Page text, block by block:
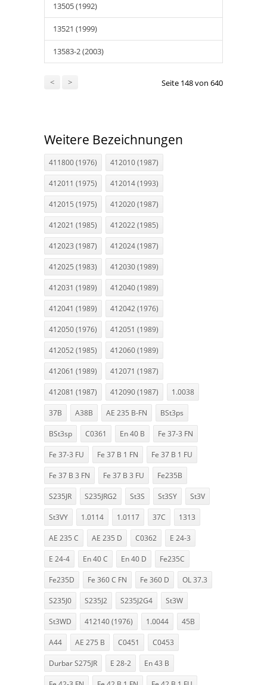
13505 (1992)
13521 (1999)
13583-2 (2003)
< > Seite 148 von 640
Weitere Bezeichnungen
411800 (1976) 412010 (1987)
412011 (1975) 412014 (1993)
412015 (1975) 412020 (1987)
412021 (1985) 412022 (1985)
412023 (1987) 412024 (1987)
412025 (1983) 412030 (1989)
412031 (1989) 412040 (1989)
412041 (1989) 412042 (1976)
412050 (1976) 412051 (1989)
412052 (1985) 412060 (1989)
412061 (1989) 412071 (1987)
412081 (1987) 412090 (1987) 1.0038
37B A38B AE 235 B-FN BSt3ps
BSt3sp C0361 En 40 B Fe 37-3 FN
Fe 37-3 FU Fe 37 B 1 FN Fe 37 B 1 FU
Fe 37 B 3 FN Fe 37 B 3 FU Fe235B
S235JR S235JRG2 St3S St3SY St3V
St3VY 1.0114 1.0117 37C 1313
AE 235 C AE 235 D C0362 E 24-3
E 24-4 En 40 C En 40 D Fe235C
Fe235D Fe 360 C FN Fe 360 D OL 37.3
S235J0 S235J2 S235J2G4 St3W
St3WD 412140 (1976) 1.0044 45B
A44 AE 275 B C0451 C0453
Durbar S275JR E 28-2 En 43 B